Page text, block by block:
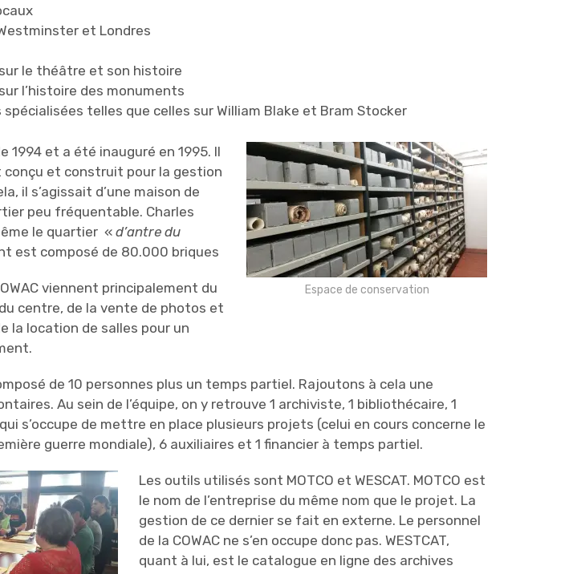
et Londres
le théâtre et son histoire
l’histoire des monuments
spécialisées telles que celles sur William Blake et Bram Stocker
Espace de conservation
1994 et a été inauguré en 1995. Il
et construit pour la gestion
il s’agissait d’une maison de
peu fréquentable. Charles
le quartier «d’antre du
est composé de 80.000 briques
viennent principalement du
centre, de la vente de photos et
la location de salles pour un
de 10 personnes plus un temps partiel. Rajoutons à cela une
Au sein de l’équipe, on y retrouve 1 archiviste, 1 bibliothécaire, 1
s’occupe de mettre en place plusieurs projets (celui en cours concerne le
guerre mondiale), 6 auxiliaires et 1 financier à temps partiel.
Les outils utilisés sont MOTCO et WESCAT. MOTCO est
le nom de l’entreprise du même nom que le projet. La
gestion de ce dernier se fait en externe. Le personnel
de la COWAC ne s’en occupe donc pas. WESTCAT,
quant à lui, est le catalogue en ligne des archives